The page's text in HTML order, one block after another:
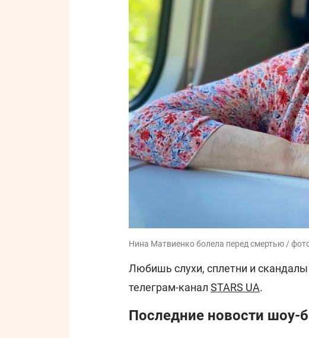
Нина Матвиенко болела перед смертью /
Любишь слухи, сплетни и
телеграм-канал STARS UA.
Последние новости шоу-